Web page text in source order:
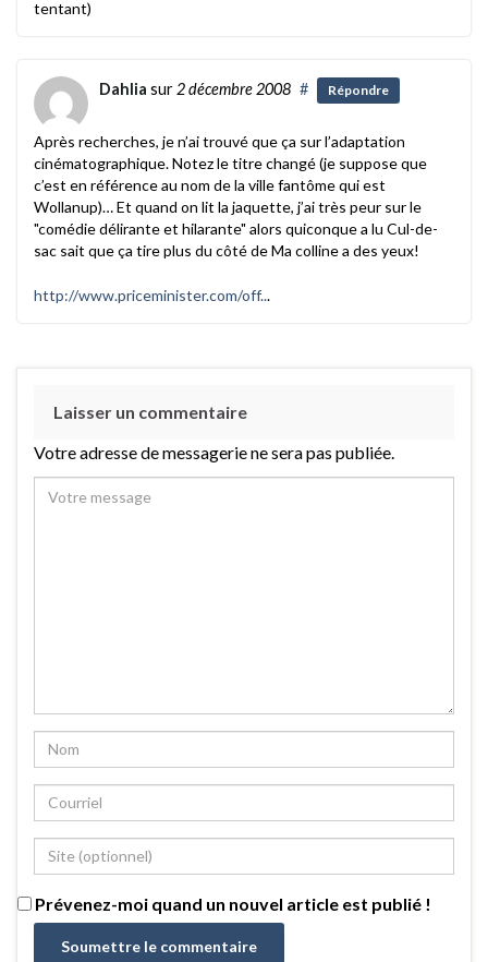
tentant)
Dahlia sur 2 décembre 2008 # Répondre
Après recherches, je n’ai trouvé que ça sur l’adaptation
cinématographique. Notez le titre changé (je suppose que
c’est en référence au nom de la ville fantôme qui est
Wollanup)… Et quand on lit la jaquette, j’ai très peur sur le
"comédie délirante et hilarante" alors quiconque a lu Cul-de-
sac sait que ça tire plus du côté de Ma colline a des yeux!
http://www.priceminister.com/off...
Laisser un commentaire
Votre adresse de messagerie ne sera pas publiée.
Prévenez-moi quand un nouvel article est publié !